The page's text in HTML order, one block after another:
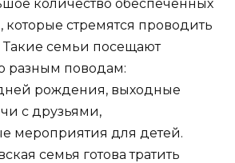
количество обеспеченных
стремятся проводить
Такие семьи посещают
разным поводам:
рождения, выходные
с друзьями,
мероприятия для детей.
семья готова тратить